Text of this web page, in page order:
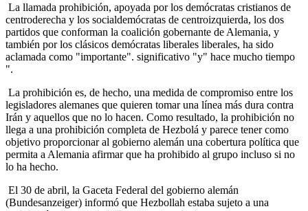
La llamada prohibición, apoyada por los demócratas cristianos de
centroderecha y los socialdemócratas de centroizquierda, los dos
partidos que conforman la coalición gobernante de Alemania, y
también por los clásicos demócratas liberales liberales, ha sido
aclamada como "importante". significativo "y" hace mucho tiempo
".
La prohibición es, de hecho, una medida de compromiso entre los
legisladores alemanes que quieren tomar una línea más dura contra
Irán y aquellos que no lo hacen. Como resultado, la prohibición no
llega a una prohibición completa de Hezbolá y parece tener como
objetivo proporcionar al gobierno alemán una cobertura política que
permita a Alemania afirmar que ha prohibido al grupo incluso si no
lo ha hecho.
El 30 de abril, la Gaceta Federal del gobierno alemán
(Bundesanzeiger) informó que Hezbollah estaba sujeto a una